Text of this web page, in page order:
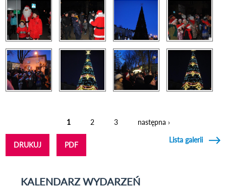
Strony
1 2 3 następna ›
DRUKUJ PDF
Lista galerii
KALENDARZ WYDARZEŃ